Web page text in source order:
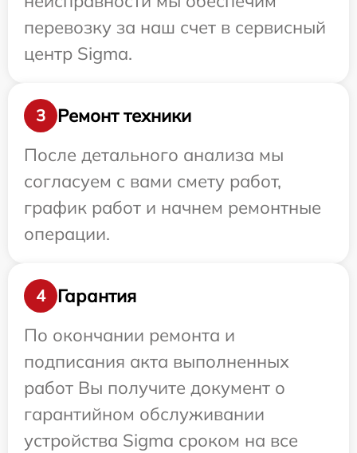
перевозку за наш счет в сервисный
центр Sigma.
3
Ремонт техники
После детального анализа мы
согласуем с вами смету работ,
график работ и начнем ремонтные
операции.
4
Гарантия
По окончании ремонта и
подписания акта выполненных
работ Вы получите документ о
гарантийном обслуживании
устройства Sigma сроком на все